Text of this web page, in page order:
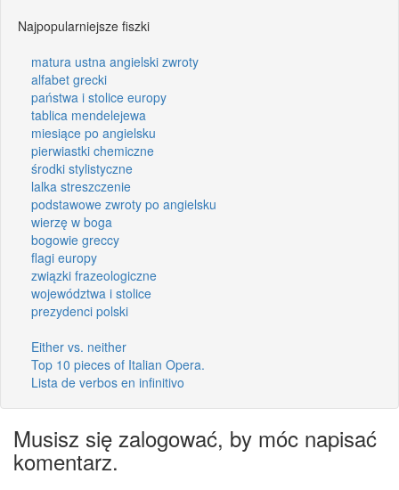
Najpopularniejsze fiszki
matura ustna angielski zwroty
alfabet grecki
państwa i stolice europy
tablica mendelejewa
miesiące po angielsku
pierwiastki chemiczne
środki stylistyczne
lalka streszczenie
podstawowe zwroty po angielsku
wierzę w boga
bogowie greccy
flagi europy
związki frazeologiczne
województwa i stolice
prezydenci polski
Either vs. neither
Top 10 pieces of Italian Opera.
Lista de verbos en infinitivo
Musisz się zalogować, by móc napisać
komentarz.